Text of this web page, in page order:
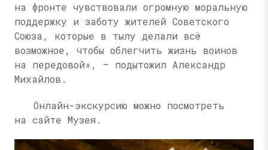
на фронте чувствовали огромную моральную
поддержку и заботу жителей Советского
Союза, которые в тылу делали всё
возможное, чтобы облегчить жизнь воинов
на передовой», — подытожил Александр
Михайлов.
Онлайн-экскурсию можно посмотреть
на сайте Музея.